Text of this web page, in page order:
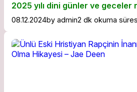
2025 yılı dini günler ve geceler
08.12.2024by admin2 dk okuma